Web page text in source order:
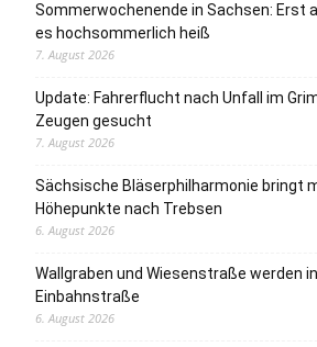
Sommerwochenende in Sachsen: Erst
es hochsommerlich heiß
7. August 2026
Update: Fahrerflucht nach Unfall im
Zeugen gesucht
7. August 2026
Sächsische Bläserphilharmonie bringt
Höhepunkte nach Trebsen
6. August 2026
Wallgraben und Wiesenstraße werden
Einbahnstraße
6. August 2026